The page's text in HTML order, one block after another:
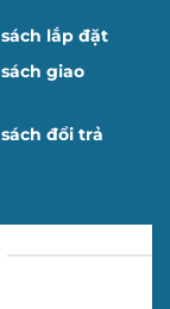
lắp đặt
giao
đổi trả